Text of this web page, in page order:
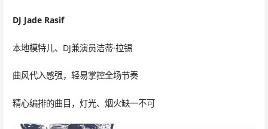
DJ Jade Rasif
本地模特儿、DJ兼演员洁蒂·拉锡
曲风代入感强，轻易掌控全场节奏
精心编排的曲目，灯光、烟火缺一不可